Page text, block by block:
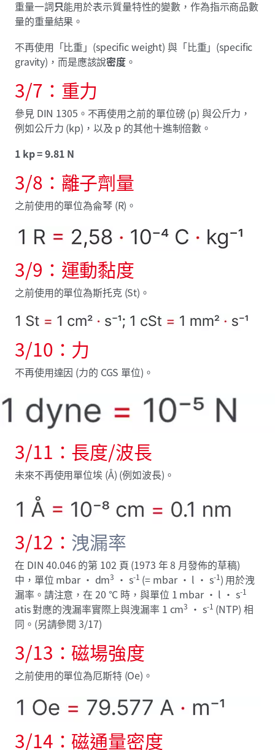
重量一詞只能用於表示質量特性的變數，作為指示商品數
量的重量結果。
不再使用「比重」(specific weight) 與「比重」(specific
gravity)，而是應該說密度 。
3/7：重力
參見 DIN 1305。不再使用之前的單位磅 (p) 與公斤力，
例如公斤力 (kp)，以及 p 的其他十進制倍數。
1 kp = 9.81 N
3/8：離子劑量
之前使用的單位為侖琴 (R)。
3/9：運動黏度
之前使用的單位為斯托克 (St)。
3/10：力
不再使用達因 (力的 CGS 單位)。
3/11：長度/波長
未來不再使用單位埃 (Å) (例如波長)。
3/12： 洩漏率
在 DIN 40.046 的第 102 頁 (1973 年 8 月發佈的草稿)
中，單位 mbar · dm3 · s-1 (= mbar · l · s-1 ) 用於洩
漏率。請注意，在 20 °C 時，與單位 1 mbar · l · s-1
atis 對應的洩漏率實際上與洩漏率 1 cm3 · s-1 (NTP) 相
同。(另請參閱 3/17)
3/13：磁場強度
之前使用的單位為厄斯特 (Oe)。
3/14：磁通量密度